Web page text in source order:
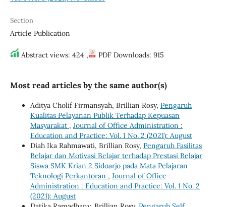
Section
Article Publication
Abstract views: 424 , PDF Downloads: 915
Most read articles by the same author(s)
Aditya Cholif Firmansyah, Brillian Rosy, Pengaruh
Kualitas Pelayanan Publik Terhadap Kepuasan
Masyarakat , Journal of Office Administration :
Education and Practice: Vol. 1 No. 2 (2021): August
Diah Ika Rahmawati, Brillian Rosy, Pengaruh Fasilitas
Belajar dan Motivasi Belajar terhadap Prestasi Belajar
Siswa SMK Krian 2 Sidoarjo pada Mata Pelajaran
Teknologi Perkantoran , Journal of Office
Administration : Education and Practice: Vol. 1 No. 2
(2021): August